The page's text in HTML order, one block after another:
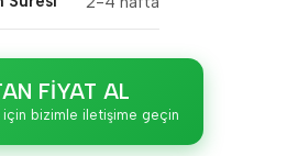
FİYAT AL
için bizimle iletişime geçin